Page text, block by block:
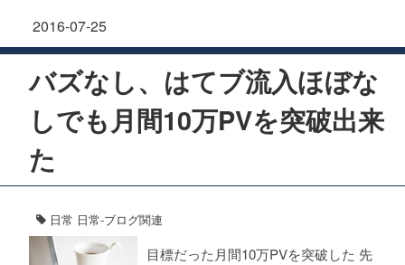
2016-07-25
バズなし、はてブ流入ほぼな
しでも月間10万PVを突破出来
た
日常 日常-ブログ関連
目標だった月間10万PVを突破した 先